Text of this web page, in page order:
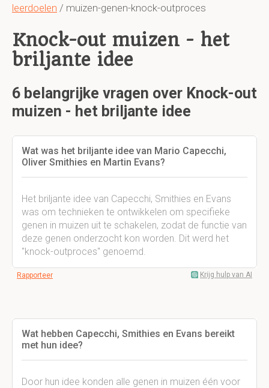
leerdoelen / muizen-genen-knock-outproces
Knock-out muizen - het
briljante idee
6 belangrijke vragen over Knock-out
muizen - het briljante idee
Wat was het briljante idee van Mario Capecchi,
Oliver Smithies en Martin Evans?
Het briljante idee van Capecchi, Smithies en Evans
was om technieken te ontwikkelen om specifieke
genen in muizen uit te schakelen, zodat de functie van
deze genen onderzocht kon worden. Dit werd het
"knock-outproces" genoemd.
Rapporteer Krijg hulp van AI
Wat hebben Capecchi, Smithies en Evans bereikt
met hun idee?
Door hun idee konden alle genen in muizen één voor